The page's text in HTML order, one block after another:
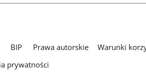
BIP Prawa autorskie Warunki
prywatności